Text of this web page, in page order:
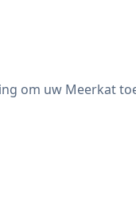
om uw Meerkat